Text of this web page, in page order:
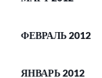
ФЕВРАЛЬ 2012
ЯНВАРЬ 2012